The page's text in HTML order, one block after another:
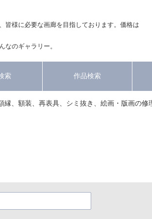
皆様に必要な画廊を目指しております。価格は
なのギャラリー。
索 作品検索
、額装、再表具、シミ抜き、絵画・版画の修